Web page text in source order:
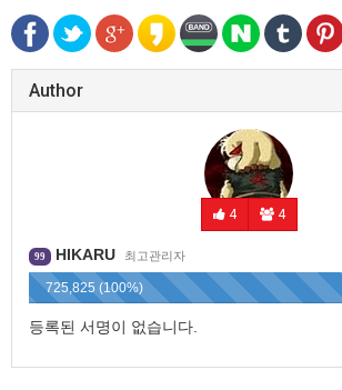
Author
4 4
99 HIKARU 최고관리자
725,825 (100%)
등록된 서명이 없습니다.